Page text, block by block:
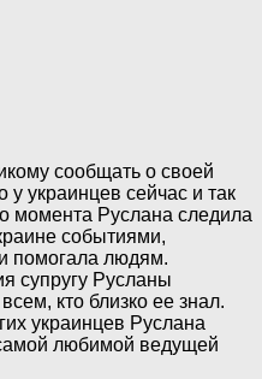
сообщать о своей
у украинцев сейчас и так
момента Руслана следила
событиями,
помогала людям.
супругу Русланы
кто близко ее знал.
украинцев Руслана
любимой ведущей